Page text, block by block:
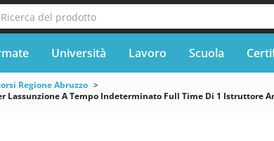
Ricerca del prodotto
Università Lavoro Scuola
Regione Abruzzo
Lassunzione A Tempo Indeterminato Full Time Di 1